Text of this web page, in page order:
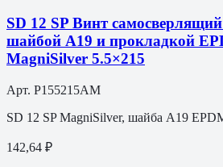
SD 12 SP Винт
шайбой A19 и прокладкой
MagniSilver 5.5×215
Арт. P155215AM
SD 12 SP MagniSilver, шайба A19
142,64 ₽